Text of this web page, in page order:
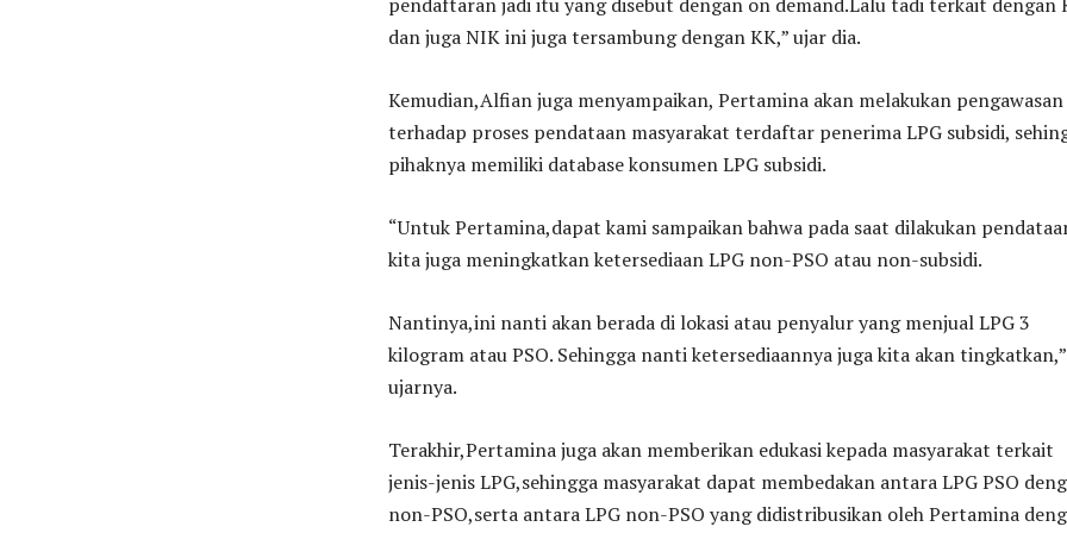
dan juga NIK ini juga tersambung dengan KK,” ujar dia.
Kemudian,Alfian juga menyampaikan, Pertamina akan melakukan pengawasan
terhadap proses pendataan masyarakat terdaftar penerima LPG subsidi,
pihaknya memiliki database konsumen LPG subsidi.
“Untuk Pertamina,dapat kami sampaikan bahwa pada saat dilakukan
kita juga meningkatkan ketersediaan LPG non-PSO atau non-subsidi.
Nantinya,ini nanti akan berada di lokasi atau penyalur yang menjual LPG 3
kilogram atau PSO. Sehingga nanti ketersediaannya juga kita akan tingkatkan,”
ujarnya.
Terakhir,Pertamina juga akan memberikan edukasi kepada masyarakat terkait
jenis-jenis LPG,sehingga masyarakat dapat membedakan antara LPG PSO
non-PSO,serta antara LPG non-PSO yang didistribusikan oleh Pertamina